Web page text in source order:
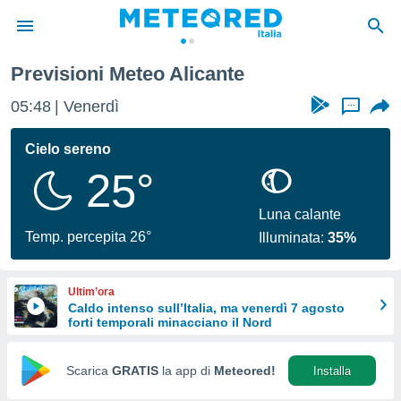
di
per
le
di
Web
Previsioni Meteo Alicante
05:48 Venerdì ...
Cielo sereno
25°
Temp. percepita 26°
Luna calante
Illuminata:35%
Ultim’ora
Caldo intenso sull’Italia, ma venerdì 7 agosto
forti temporali minacciano il Nord
Scarica GRATIS la app di Meteored! Installa